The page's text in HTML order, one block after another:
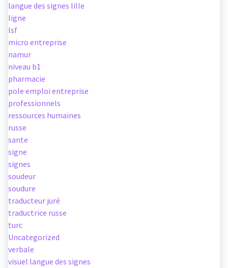
langue des signes lille
ligne
lsf
micro entreprise
namur
niveau b1
pharmacie
pole emploi entreprise
professionnels
ressources humaines
russe
sante
signe
signes
soudeur
soudure
traducteur juré
traductrice russe
turc
Uncategorized
verbale
visuel langue des signes